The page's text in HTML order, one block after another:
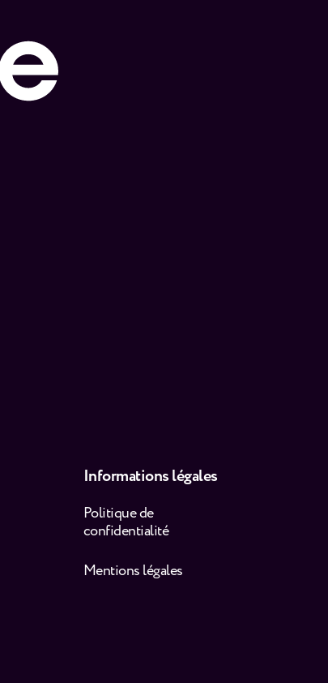
Informations légales
Politique de
confidentialité
Mentions légales